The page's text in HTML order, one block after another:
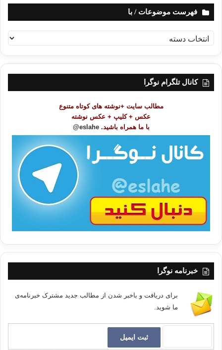
فهرست موضوعات / با
ه
ر
کانال تلگرام نوگرا
مطالب سایت +نوشته های کوتاه متنوع
عکس + کلیپ + عکس نوشته
با ما همراه باشید. eslahe@
خبرنامه نوگرا
برای دریافت و باخبر شدن از مطالب جدید مشترک خبرنامه‌ی
ما شوید.